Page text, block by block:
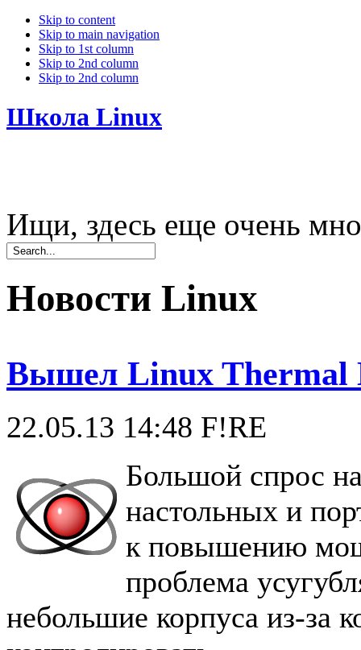
Skip to content
Skip to main navigation
Skip to 1st column
Skip to 2nd column
Skip to 2nd column
Школа Linux
Ищи, здесь еще очень
Новости Linux
Вышел Linux Thermal
22.05.13 14:48 F!RE
Большой спрос
настольных и
к повышению
проблема
небольшие корпуса из-за